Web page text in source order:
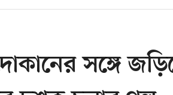
দোকানের সঙ্গে